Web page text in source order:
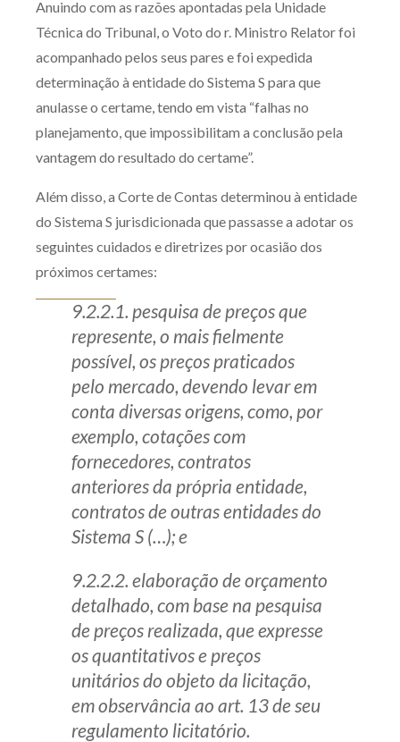
Anuindo com as razões apontadas pela Unidade
Técnica do Tribunal, o Voto do r. Ministro Relator foi
acompanhado pelos seus pares e foi expedida
determinação à entidade do Sistema S para que
anulasse o certame, tendo em vista “falhas no
planejamento, que impossibilitam a conclusão pela
vantagem do resultado do certame”.
Além disso, a Corte de Contas determinou à entidade
do Sistema S jurisdicionada que passasse a adotar os
seguintes cuidados e diretrizes por ocasião dos
próximos certames:
9.2.2.1. pesquisa de preços que
represente, o mais fielmente
possível, os preços praticados
pelo mercado, devendo levar em
conta diversas origens, como, por
exemplo, cotações com
fornecedores, contratos
anteriores da própria entidade,
contratos de outras entidades do
Sistema S (…); e
9.2.2.2. elaboração de orçamento
detalhado, com base na pesquisa
de preços realizada, que expresse
os quantitativos e preços
unitários do objeto da licitação,
em observância ao art. 13 de seu
regulamento licitatório.